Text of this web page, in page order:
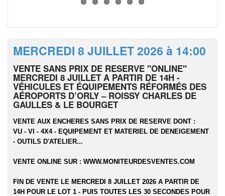
MERCREDI 8 JUILLET 2026 à 14:00
VENTE SANS PRIX DE RESERVE "ONLINE"
MERCREDI 8 JUILLET A PARTIR DE 14H -
VÉHICULES ET ÉQUIPEMENTS RÉFORMÉS DES
AÉROPORTS D’ORLY – ROISSY CHARLES DE
GAULLES & LE BOURGET
VENTE AUX ENCHERES SANS PRIX DE RESERVE DONT :
VU - VI - 4X4 - EQUIPEMENT ET MATERIEL DE DENEIGEMENT
- OUTILS D'ATELIER...
VENTE ONLINE SUR : WWW.MONITEURDESVENTES.COM
FIN DE VENTE LE MERCREDI 8 JUILLET 2026 A PARTIR DE
14H POUR LE LOT 1 - PUIS TOUTES LES 30 SECONDES POUR